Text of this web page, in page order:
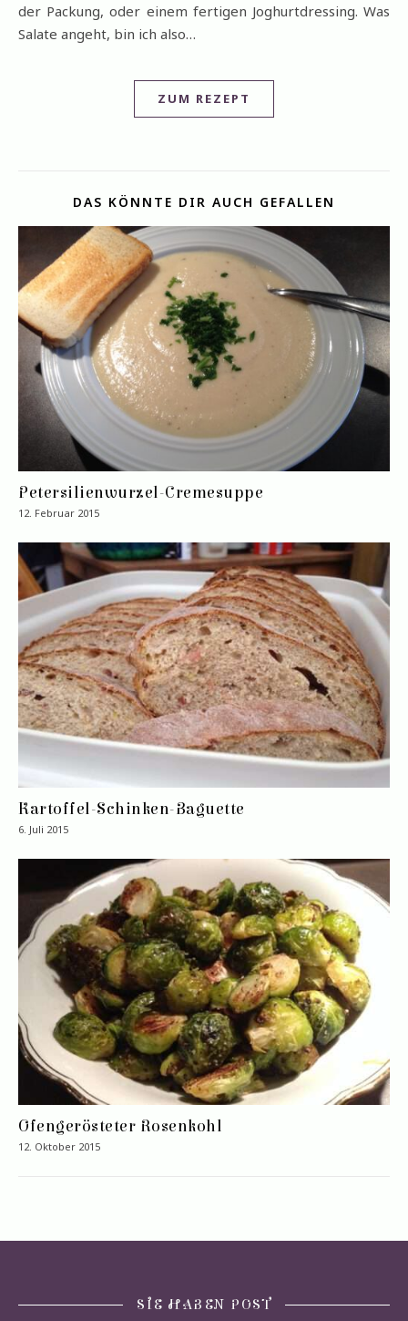
der Packung, oder einem fertigen Joghurtdressing. Was
Salate angeht, bin ich also…
ZUM REZEPT
DAS KÖNNTE DIR AUCH GEFALLEN
Petersilienwurzel-Cremesuppe
12. Februar 2015
Kartoffel-Schinken-Baguette
6. Juli 2015
Ofengerösteter Rosenkohl
12. Oktober 2015
SIE HABEN POST